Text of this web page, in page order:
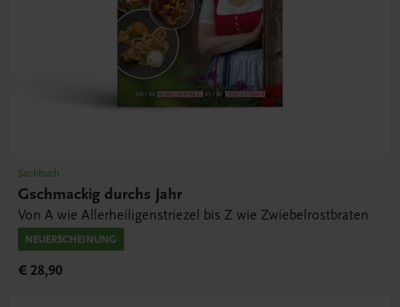
Sachbuch
Gschmackig durchs Jahr
Von A wie Allerheiligenstriezel bis Z wie Zwiebelrostbraten
NEUERSCHEINUNG
€ 28,90